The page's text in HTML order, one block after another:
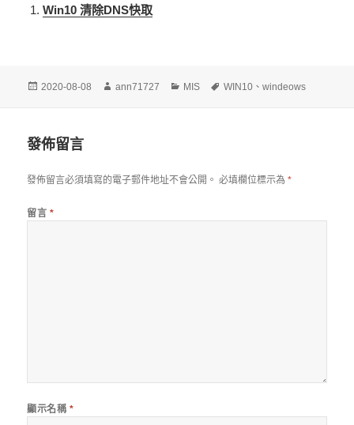
Win10 清除DNS快取
發
2020-08-08
作
ann71727
分
MIS
標
WIN10 、windeows
發佈留言
發佈留言必須填寫的電子郵件地址不會公開。 必填欄位標示為*
留言 *
顯示名稱 *